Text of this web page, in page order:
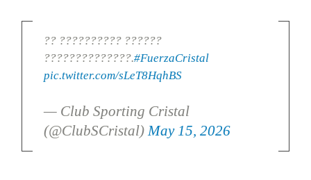
?? ?????????? ??????
??????????????.#FuerzaCristal
pic.twitter.com/sLeT8HqhBS
— Club Sporting Cristal
(@ClubSCristal)May 15, 2026